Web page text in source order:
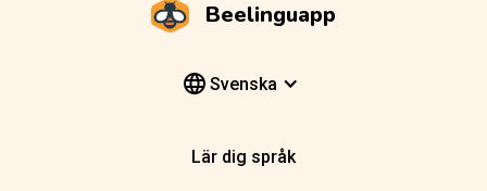
Beelinguapp
Svenska
Lär dig språk